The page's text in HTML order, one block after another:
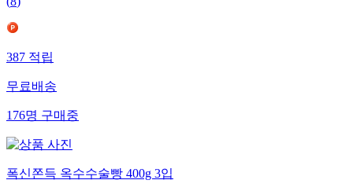
(8)
387적립
무료배송
176명구매중
폭신쫀득 옥수수술빵 400g 3입